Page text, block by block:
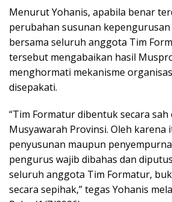
Menurut Yohanis, apabila benar
perubahan susunan
bersama seluruh anggota Tim
tersebut mengabaikan hasil
menghormati mekanisme
disepakati.
“Tim Formatur dibentuk secara
Musyawarah Provinsi. Oleh karena
penyusunan maupun
pengurus wajib dibahas dan
seluruh anggota Tim Formatur,
secara sepihak,” tegas Yohanis